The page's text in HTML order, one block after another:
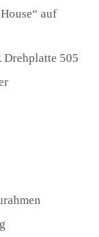
auf
505